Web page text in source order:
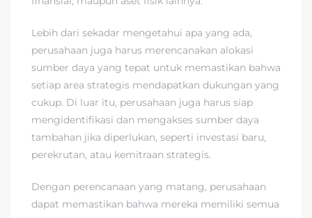
Lebih dari sekadar mengetahui apa yang ada,
perusahaan juga harus merencanakan alokasi
sumber daya yang tepat untuk memastikan bahwa
setiap area strategis mendapatkan dukungan yang
cukup. Di luar itu, perusahaan juga harus siap
mengidentifikasi dan mengakses sumber daya
tambahan jika diperlukan, seperti investasi baru,
perekrutan, atau kemitraan strategis.
Dengan perencanaan yang matang, perusahaan
dapat memastikan bahwa mereka memiliki semua